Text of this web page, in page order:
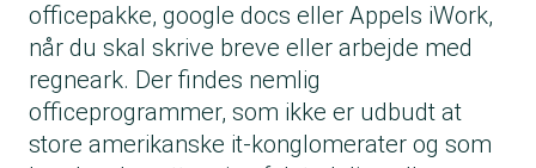
officepakke, google docs eller Appels iWork,
når du skal skrive breve eller arbejde med
regneark. Der findes nemlig
officeprogrammer, som ikke er udbudt at
store amerikanske it-konglomerater og som